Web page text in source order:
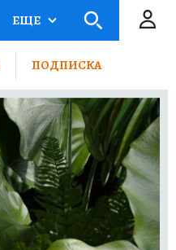
ЕЩЕ
ПОДПИСКА